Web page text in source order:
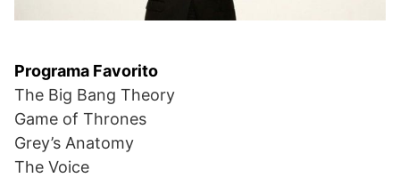
Programa Favorito
The Big Bang Theory
Game of Thrones
Grey’s Anatomy
The Voice